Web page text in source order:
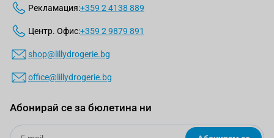
Рекламация:+359 2 4138 889
Центр. Офис:+359 2 9879 891
shop@lillydrogerie.bg
office@lillydrogerie.bg
Абонирай се за бюлетина ни
Email